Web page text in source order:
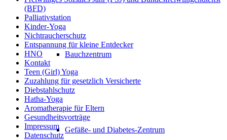
Bauchzentrum
Gefäße- und Diabetes-Zentrum
(BFD)
Palliativstation
Kinder-Yoga
Nichtraucherschutz
Entspannung für kleine Entdecker
HNO
Kontakt
Teen (Girl) Yoga
Zuzahlung für gesetzlich Versicherte
Diebstahlschutz
Hatha-Yoga
Aromatherapie für Eltern
Gesundheitsvorträge
Impressum
Datenschutz